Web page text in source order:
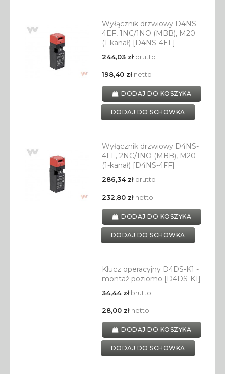
Wyłącznik drzwiowy D4NS-
4EF, 1NC/1NO (MBB), M20
(1-kanał) [D4NS-4EF]
244,03 złbrutto
198,40 złnetto
DODAJ DO KOSZYKA
DODAJ DO SCHOWKA
Wyłącznik drzwiowy D4NS-
4FF, 2NC/1NO (MBB), M20
(1-kanał) [D4NS-4FF]
286,34 złbrutto
232,80 złnetto
DODAJ DO KOSZYKA
DODAJ DO SCHOWKA
Klucz operacyjny D4DS-K1 -
montaż poziomo [D4DS-K1]
34,44 złbrutto
28,00 złnetto
DODAJ DO KOSZYKA
DODAJ DO SCHOWKA